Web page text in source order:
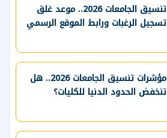
تنسيق الجامعات 2026.. موعد غلق
تسجيل الرغبات ورابط الموقع الرسمي
مؤشرات تنسيق الجامعات 2026.. هل
تنخفض الحدود الدنيا للكليات؟